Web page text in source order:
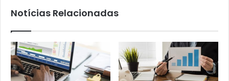
Notícias Relacionadas